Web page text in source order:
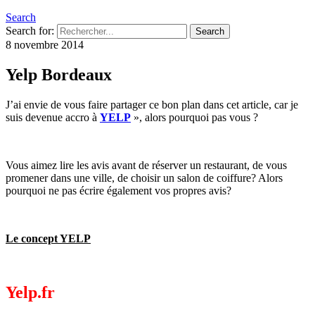
Search
Search for:
8 novembre 2014
Yelp Bordeaux
J’ai envie de vous faire partager ce bon plan dans cet article, car je
suis devenue accro à YELP », alors pourquoi pas vous ?
Vous aimez lire les avis avant de réserver un restaurant, de vous
promener dans une ville, de choisir un salon de coiffure? Alors
pourquoi ne pas écrire également vos propres avis?
Le concept YELP
Yelp.fr